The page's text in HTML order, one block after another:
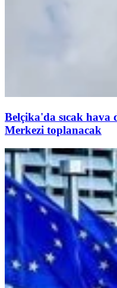
Belçika'da sıcak hava
Merkezi toplanacak